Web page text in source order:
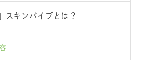
スキンバイブとは？